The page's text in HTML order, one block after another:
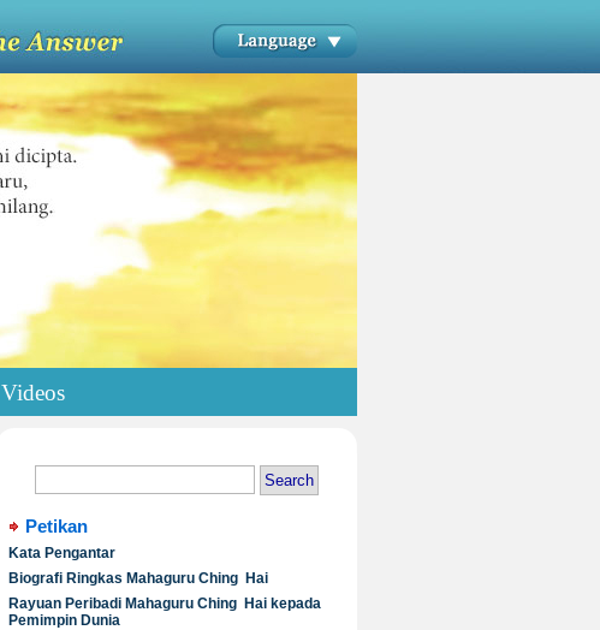
Videos
Petikan
Kata Pengantar
Biografi Ringkas Mahaguru Ching Hai
Rayuan Peribadi Mahaguru Ching Hai kepada
Pemimpin Dunia